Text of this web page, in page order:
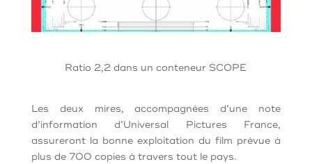
Ratio 2,2 dans un conteneur SCOPE
Les deux mires, accompagnées d’une note
d’information d’Universal Pictures France,
assureront la bonne exploitation du film prévue à
plus de 700 copies à travers tout le pays.